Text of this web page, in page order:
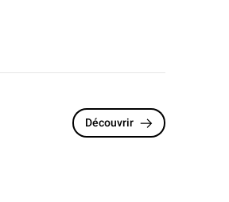
Découvrir